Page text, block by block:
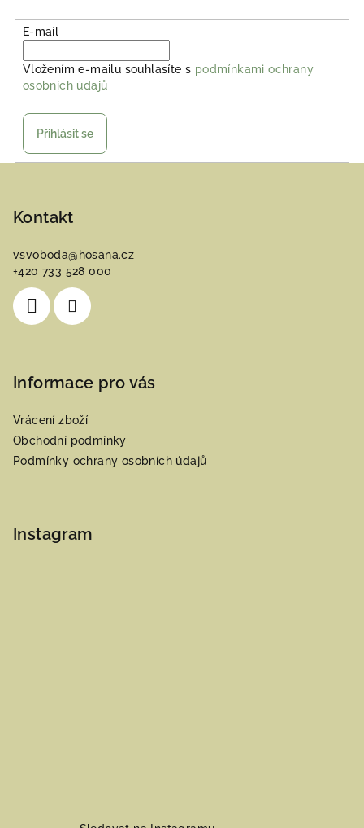
E-mail
Vložením e-mailu souhlasíte s podmínkami ochrany
osobních údajů
Přihlásit se
Kontakt
vsvoboda@ hosana.cz
+420 733 528 000
Informace pro vás
Vrácení zboží
Obchodní podmínky
Podmínky ochrany osobních údajů
Instagram